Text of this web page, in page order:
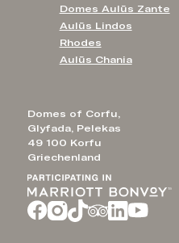
Domes of Corfu,
Glyfada, Pelekas
49 100 Korfu
Griechenland
Domes Aulūs Zante
Aulūs Lindos
Rhodes
Aulūs Chania